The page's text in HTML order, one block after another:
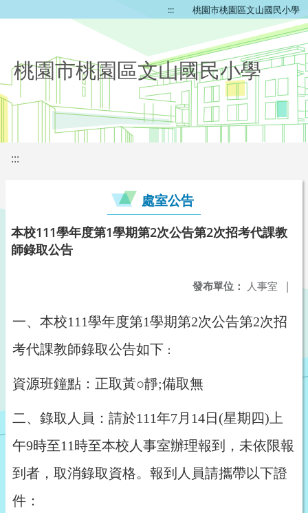
::: 桃園市桃園區文山國民小學
桃園市桃園區文山國民小學
:::
處室公告
本校111學年度第1學期第2次公告第2次招考代課教
師錄取公告
發布單位： 人事室 |
一、本校111學年度第1學期第2次公告第2次招
考代課教師錄取公告如下 ：
資源班鐘點：正取黃○靜;備取無
二、錄取人員：請於111年7月14日(星期四)上
午9時至11時至本校人事室辦理報到，未依限報
到者，取消錄取資格。報到人員請攜帶以下證
件：